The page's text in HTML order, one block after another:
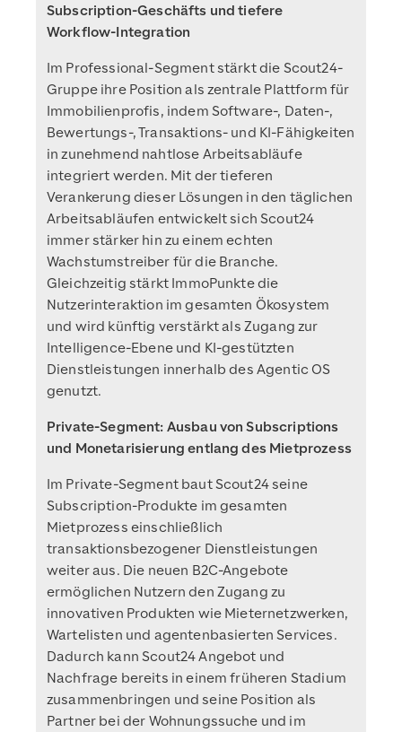
Subscription-Geschäfts und tiefere
Workflow-Integration
Im Professional-Segment stärkt die Scout24-
Gruppe ihre Position als zentrale Plattform für
Immobilienprofis, indem Software-, Daten-,
Bewertungs-, Transaktions- und KI-Fähigkeiten
in zunehmend nahtlose Arbeitsabläufe
integriert werden. Mit der tieferen
Verankerung dieser Lösungen in den täglichen
Arbeitsabläufen entwickelt sich Scout24
immer stärker hin zu einem echten
Wachstumstreiber für die Branche.
Gleichzeitig stärkt ImmoPunkte die
Nutzerinteraktion im gesamten Ökosystem
und wird künftig verstärkt als Zugang zur
Intelligence-Ebene und KI-gestützten
Dienstleistungen innerhalb des Agentic OS
genutzt.
Private-Segment: Ausbau von Subscriptions
und Monetarisierung entlang des Mietprozess
Im Private-Segment baut Scout24 seine
Subscription-Produkte im gesamten
Mietprozess einschließlich
transaktionsbezogener Dienstleistungen
weiter aus. Die neuen B2C-Angebote
ermöglichen Nutzern den Zugang zu
innovativen Produkten wie Mieternetzwerken,
Wartelisten und agentenbasierten Services.
Dadurch kann Scout24 Angebot und
Nachfrage bereits in einem früheren Stadium
zusammenbringen und seine Position als
Partner bei der Wohnungssuche und im